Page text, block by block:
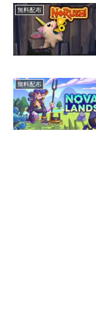
無料配布
無料配布